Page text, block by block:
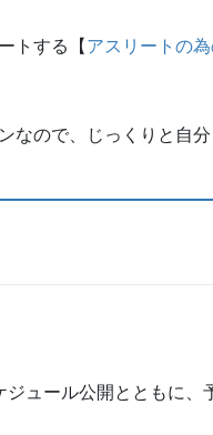
トする【 アスリートの
なので、じっくりと自
ュール公開とともに、